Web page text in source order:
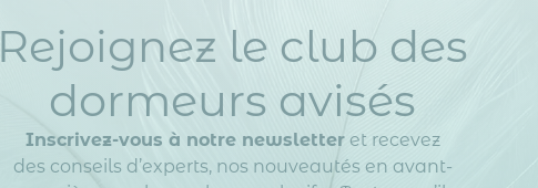
Rejoignez le club des
dormeurs avisés
Inscrivez-vous à notre newsletteret recevez
des conseils d’experts, nos nouveautés en avant-